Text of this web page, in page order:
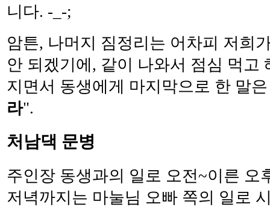
니다. -_-;
암튼, 나머지 짐정리는 어차피 저희
안 되겠기에, 같이 나와서 점심 먹고
지면서 동생에게 마지막으로 한 말
라".
처남댁 문병
주인장 동생과의 일로 오전~이른 오
저녁까지는 마눌님 오빠 쪽의 일로